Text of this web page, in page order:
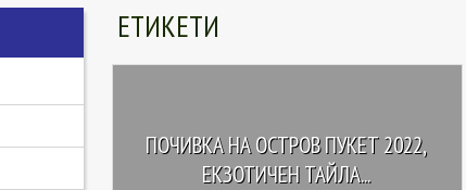
ЕТИКЕТИ
ПОЧИВКА НА ОСТРОВ ПУКЕТ 2022,
ЕКЗОТИЧЕН ТАЙЛА...